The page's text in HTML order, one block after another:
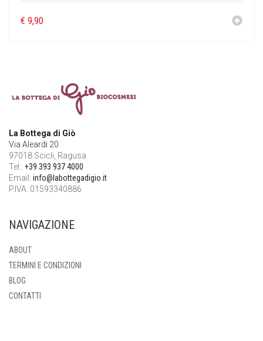
€ 9,90
La Bottega di Giò
Via Aleardi 20
97018 Scicli, Ragusa
Tel.: +39 393 937 4000
Email: info@labottegadigio.it
P.IVA: 01593340886
NAVIGAZIONE
ABOUT
TERMINI E CONDIZIONI
BLOG
CONTATTI